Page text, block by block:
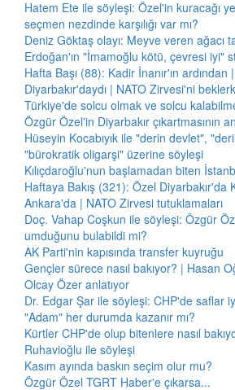
Hatem Ete ile söyleşi: Özel'in kuracağı
seçmen nezdinde karşılığı var mı?
Deniz Göktaş olayı: Meyve veren ağacı
Erdoğan'ın "İmamoğlu kötü, çevresi iyi"
Hafta Başı (88): Kadir İnanır'ın ardından
Diyarbakır'daydı | NATO Zirvesi'ni
Türkiye'de solcu olmak ve solcu
Özgür Özel'in Diyarbakır çıkartmasının
Hüseyin Kocabıyık ile "derin devlet",
"bürokratik oligarşi" üzerine söyleşi
Kılıçdaroğlu'nun başlamadan biten
Haftaya Bakış (321): Özel Diyarbakır'da
Ankara'da | NATO Zirvesi tutuklamaları
Doç. Vahap Coşkun ile söyleşi: Özgür
umduğunu bulabildi mi?
AK Parti'nin kapısında transfer kuyruğu
Gençler sürece nasıl bakıyor? | Hasan
Olcay Özer anlatıyor
Dr. Edgar Şar ile söyleşi: CHP'de saflar
"Adam" her durumda kazanır mı?
Kürtler CHP'de olup bitenlere nasıl
Ruhavioğlu ile söyleşi
Kasım ayında baskın seçim olur mu?
Özgür Özel TGRT Haber'e çıkarsa...